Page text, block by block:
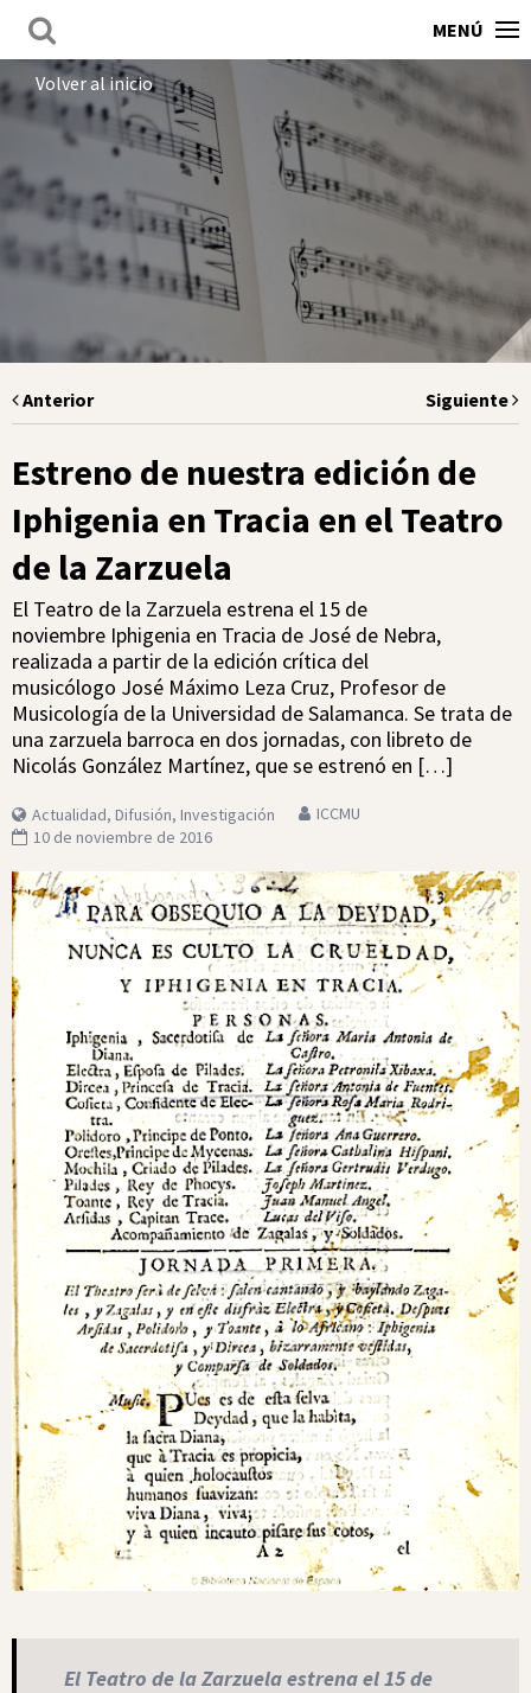
MENÚ
Volver al inicio
Anterior Siguiente
Estreno de nuestra edición de
Iphigenia en Tracia en el Teatro
de la Zarzuela
El Teatro de la Zarzuela estrena el 15 de
noviembre Iphigenia en Tracia de José de Nebra,
realizada a partir de la edición crítica del
musicólogo José Máximo Leza Cruz, Profesor de
Musicología de la Universidad de Salamanca. Se trata de
una zarzuela barroca en dos jornadas, con libreto de
Nicolás González Martínez, que se estrenó en […]
Actualidad, Difusión, Investigación
ICCMU
10 de noviembre de 2016
El Teatro de la Zarzuela estrena el 15 de